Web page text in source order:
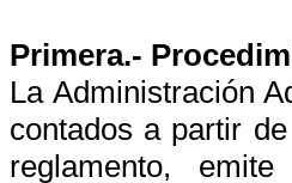
Primera.-
La Administración
contados a partir
reglamento,